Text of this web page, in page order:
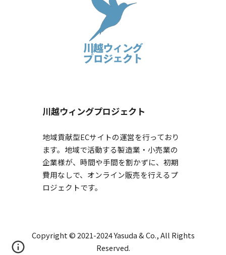
川越ウィングプロジェクト
地域貢献型ECサイトの運営を行っており
ます。地域で活動する製造業・小売業の
企業様が、時間や手間を割かずに、初期
費用なしで、オンライン販売を行えるプ
ロジェクトです。
Copyright © 2021-2024 Yasuda & Co., All Rights
Reserved.